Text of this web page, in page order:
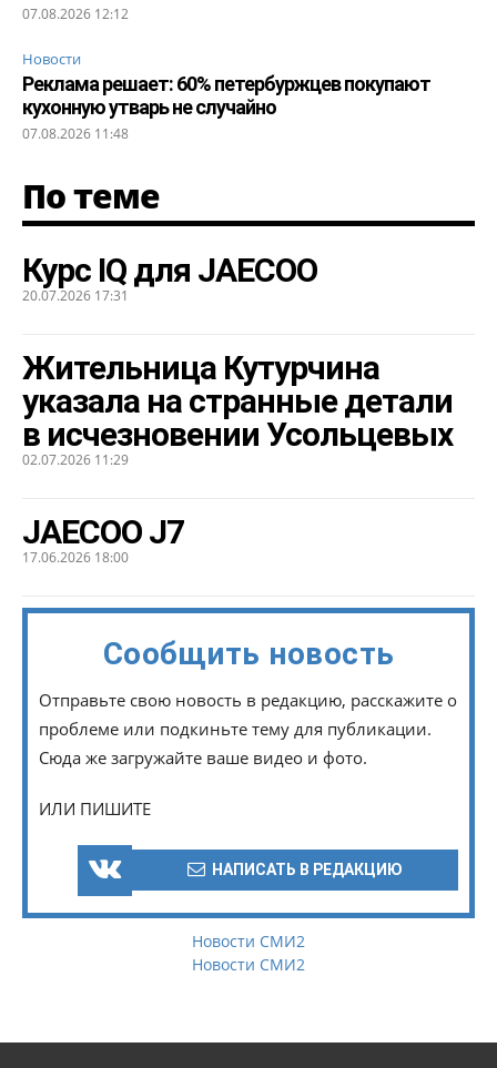
07.08.2026 12:12
Новости
Реклама решает: 60% петербуржцев покупают
кухонную утварь не случайно
07.08.2026 11:48
По теме
Курс IQ для JAECOO
20.07.2026 17:31
Жительница Кутурчина
указала на странные детали
в исчезновении Усольцевых
02.07.2026 11:29
JAECOO J7
17.06.2026 18:00
Сообщить новость
Отправьте свою новость в редакцию, расскажите о
проблеме или подкиньте тему для публикации.
Сюда же загружайте ваше видео и фото.
ИЛИ ПИШИТЕ
НАПИСАТЬ В РЕДАКЦИЮ
Новости СМИ2
Новости СМИ2